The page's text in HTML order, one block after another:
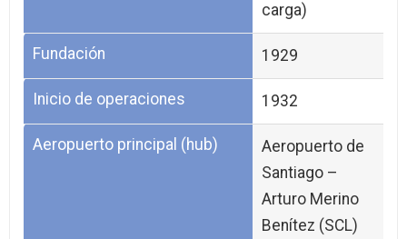
carga)
Fundación 1929
Inicio de operaciones 1932
Aeropuerto principal (hub)
Aeropuerto de
Santiago –
Arturo Merino
Benítez (SCL)